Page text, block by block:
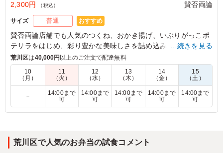
2,300円
（税込） 賛否両論
サイズ 普通 おすすめ
賛否両論店舗でも人気のつくね、おかき揚げ、いぶりがっこポ
テサラをはじめ、彩り豊かな美味しさを詰め込みました。
「がっつり！でもさっぱり！」みそ漬けにして、ほんのりゆず
を効かせた豚を、しっとりと焼き上げてご飯にオン！
「美味しさも重さもずっしりくるのが嬉しい！」ご飯の上にお
かずを乗せた、笠原が大好きなドカ弁を、賛否両論スタイルで
お楽しみください。
こだわりの梅だれをかければ、あっという間に完食間違いなし
5.0
…続きを見る
荒川区は40,000円 以上のご注文で配達無料
10
（月）
11
（火）
12
（水）
13
（木）
14
（金）
15
（土）
－
14:00まで
可
14:00まで
可
14:00まで
可
14:00まで
可
14:00まで
可
荒川区で人気のお弁当の試食コメント